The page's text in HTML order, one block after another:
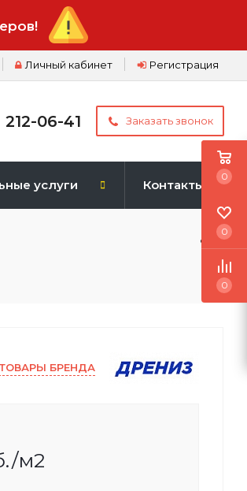
Регистрация
Личный кабинет
06-41 Заказать звонок
услуги Контакты
БРЕНДА
/м2
0
0
0